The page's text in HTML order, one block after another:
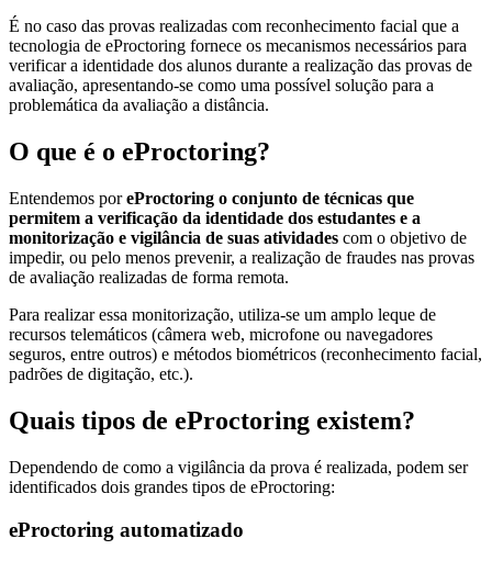
É no caso das provas realizadas com reconhecimento facial que a
tecnologia de eProctoring fornece os mecanismos necessários para
verificar a identidade dos alunos durante a realização das provas de
avaliação, apresentando-se como uma possível solução para a
problemática da avaliação a distância.
O que é o eProctoring?
Entendemos poreProctoring o conjunto de técnicas que
permitem a verificação da identidade dos estudantes e a
monitorização e vigilância de suas atividades com o objetivo de
impedir, ou pelo menos prevenir, a realização de fraudes nas provas
de avaliação realizadas de forma remota.
Para realizar essa monitorização, utiliza-se um amplo leque de
recursos telemáticos (câmera web, microfone ou navegadores
seguros, entre outros) e métodos biométricos (reconhecimento facial,
padrões de digitação, etc.).
Quais tipos de eProctoring existem?
Dependendo de como a vigilância da prova é realizada, podem ser
identificados dois grandes tipos de eProctoring:
eProctoring automatizado